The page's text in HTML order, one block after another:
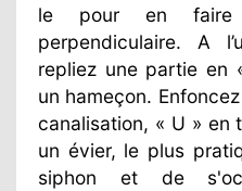
le pour en faire
perpendiculaire. A
repliez une partie en
un hameçon.
canalisation, « U » en
un évier, le plus
siphon et de